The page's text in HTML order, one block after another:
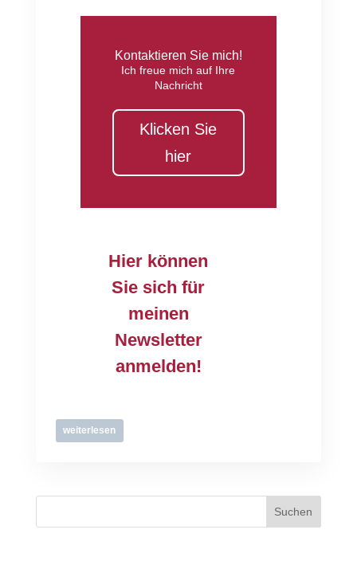
Kontaktieren Sie mich!
Ich freue mich auf Ihre
Nachricht
Klicken Sie
hier
Hier können
Sie sich für
meinen
Newsletter
anmelden!
weiterlesen